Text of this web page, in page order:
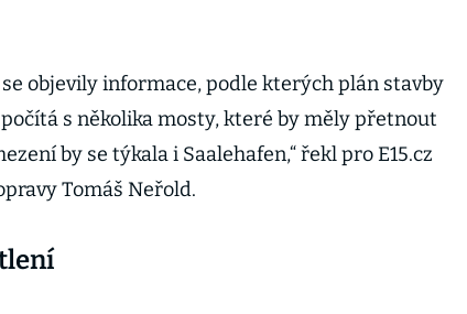
objevily informace, podle kterých plán stavby
s několika mosty, které by měly přetnout
by se týkala i Saalehafen,“ řekl pro E15.cz
Tomáš Neřold.